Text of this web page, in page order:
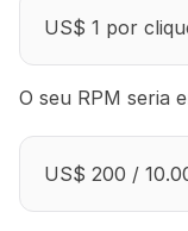
US$ 1 por
O seu RPM seria
US$ 200 /